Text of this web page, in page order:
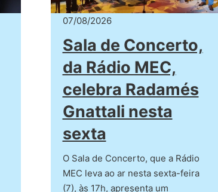
07/08/2026
Sala de Concerto,
da Rádio MEC,
celebra Radamés
Gnattali nesta
sexta
O Sala de Concerto, que a Rádio
MEC leva ao ar nesta sexta-feira
(7), às 17h, apresenta um